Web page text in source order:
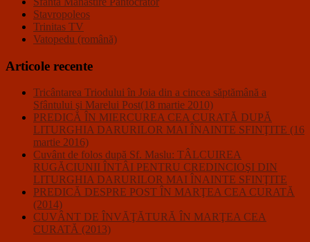
Stavropoleos
Trinitas TV
Vatopedu (română)
Articole recente
Tricântarea Triodului în Joia din a cincea săptămână a
Sfântului şi Marelui Post(18 martie 2010)
PREDICĂ ÎN MIERCUREA CEA CURATĂ DUPĂ
LITURGHIA DARURILOR MAI ÎNAINTE SFINŢITE (16
martie 2016)
Cuvânt de folos după Sf. Maslu: TÂLCUIREA
RUGĂCIUNII ÎNTÂI PENTRU CREDINCIOŞI DIN
LITURGHIA DARURILOR MAI ÎNAINTE SFINŢITE
PREDICĂ DESPRE POST ÎN MARŢEA CEA CURATĂ
(2014)
CUVÂNT DE ÎNVĂŢĂTURĂ ÎN MARŢEA CEA
CURATĂ (2013)